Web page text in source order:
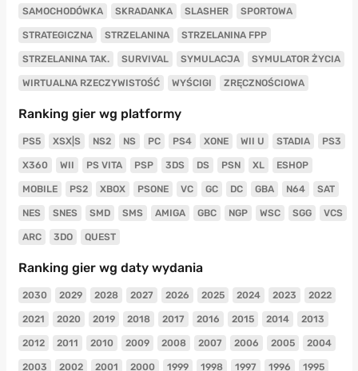
SAMOCHODÓWKA SKRADANKA SLASHER SPORTOWA
STRATEGICZNA STRZELANINA STRZELANINA FPP
STRZELANINA TAK. SURVIVAL SYMULACJA SYMULATOR ŻYCIA
WIRTUALNA RZECZYWISTOŚĆ WYŚCIGI ZRĘCZNOŚCIOWA
Ranking gier wg platformy
PS5 XSX|S NS2 NS PC PS4 XONE WII U STADIA PS3
X360 WII PS VITA PSP 3DS DS PSN XL ESHOP
MOBILE PS2 XBOX PSONE VC GC DC GBA N64 SAT
NES SNES SMD SMS AMIGA GBC NGP WSC SGG VCS
ARC 3DO QUEST
Ranking gier wg daty wydania
2030 2029 2028 2027 2026 2025 2024 2023 2022
2021 2020 2019 2018 2017 2016 2015 2014 2013
2012 2011 2010 2009 2008 2007 2006 2005 2004
2003 2002 2001 2000 1999 1998 1997 1996 1995